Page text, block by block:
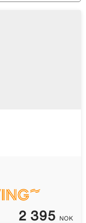
2 395 NOK